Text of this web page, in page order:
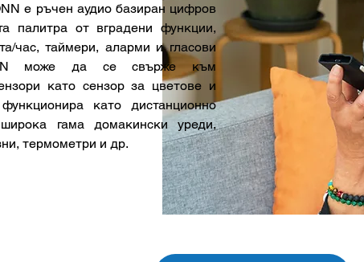
е ръчен аудио базиран цифров
палитра от вградени функции,
час, таймери, аларми и гласови
може да се свърже към
като сензор за цветове и
като дистанционно
гама домакински уреди,
термометри и др.